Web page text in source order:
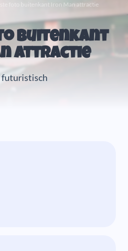
foto buitenkant Iron Man attractie
buitenkant
attractie
futuristisch